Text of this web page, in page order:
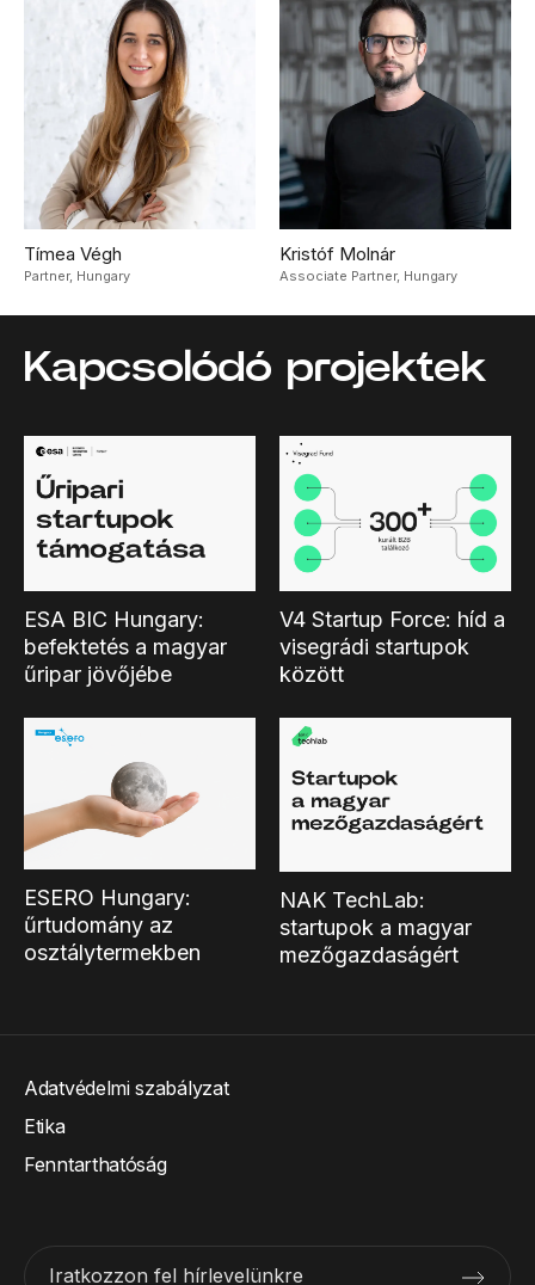
Tímea Végh
Partner, Hungary
Kristóf Molnár
Associate Partner, Hungary
Kapcsolódó projektek
ESA BIC Hungary:
befektetés a magyar
űripar jövőjébe
V4 Startup Force: híd a
visegrádi startupok
között
ESERO Hungary:
űrtudomány az
osztálytermekben
NAK TechLab:
startupok a magyar
mezőgazdaságért
Iratkozzon fel hírlevelünkre
Adatvédelmi szabályzat
Etika
Fenntarthatóság